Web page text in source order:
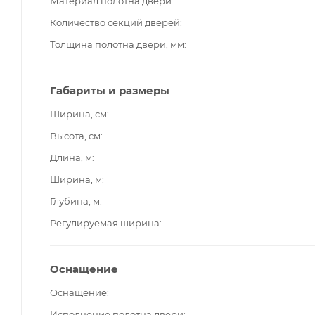
Количество секций дверей
Толщина полотна двери, мм
Габариты и размеры
Ширина, см
Высота, см
Длина, м
Ширина, м
Глубина, м
Регулируемая ширина
Оснащение
Оснащение